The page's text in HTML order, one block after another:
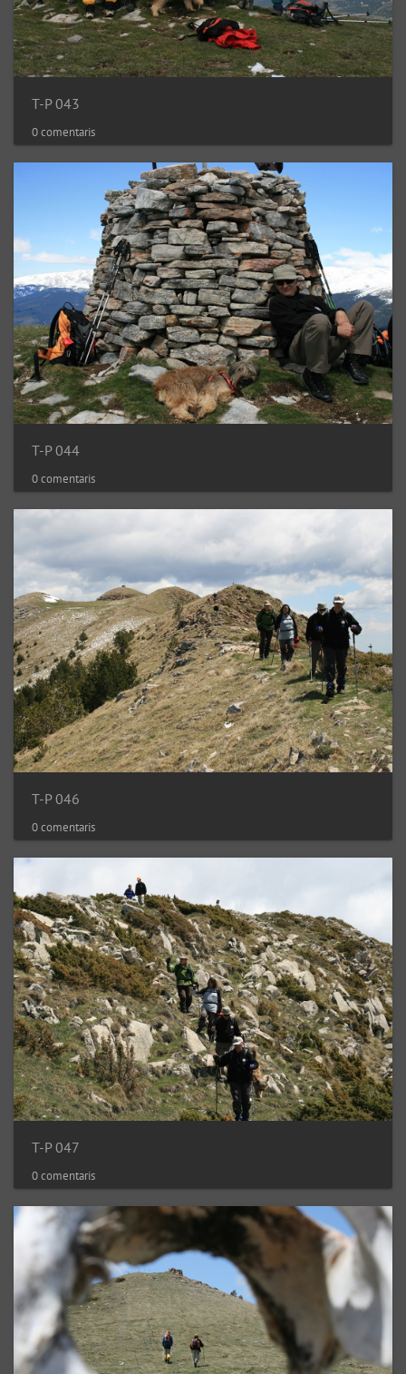
T-P 043
0 comentaris
T-P 044
0 comentaris
T-P 046
0 comentaris
T-P 047
0 comentaris